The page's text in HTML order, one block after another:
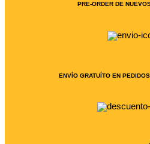
PRE-ORDER DE
ENVÍO GRATUÍTO EN